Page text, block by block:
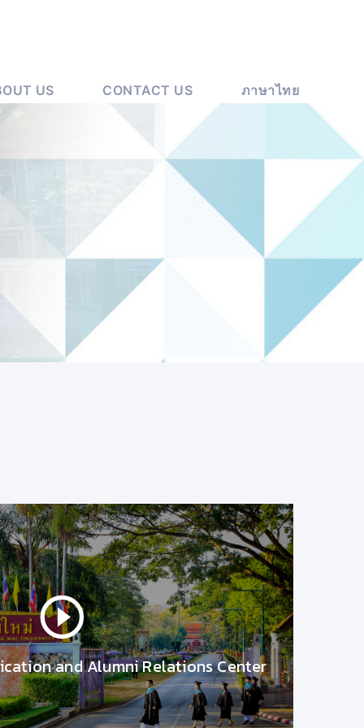
US CONTACT US ภาษาไทย
วแพทย์
เรื่องน่ารู้จาก มช.
ยารักษาโรคข้อเข้าเสื่อมทางสัตวแพท
วันที่ 8 มกราคม 2563
ยารักษาโรคข้อเข้าเสื่
28/4/2563 9:46:45
and Alumni Relations Center